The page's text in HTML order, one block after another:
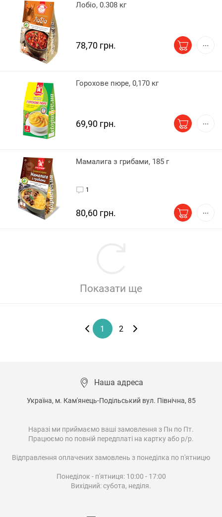
Лобіо, 0.308 кг
78,70 грн.
Горохове пюре, 0,170 кг
69,90 грн.
Мамалига з грибами, 185 г
1
80,60 грн.
Показати ще
1 2
Наша адреса
Україна, м. Кам'янець-Подільський вул. Північна, 85
Наразі ми приймаємо ваші замовлення з Пн по Пт.
Працюємо по повній передплаті на картку або р/р.
Відправлення оплачених замовлень з понеділка по п'ятницю
Понеділок - п'ятниця: 10:00 - 17:00
Вихідний: субота, неділя.